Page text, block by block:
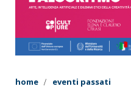
home eventi passati